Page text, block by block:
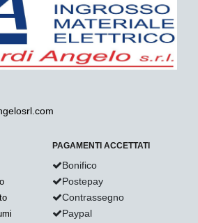
PAGAMENTI ACCETTATI
Bonifico
Postepay
Contrassegno
Paypal